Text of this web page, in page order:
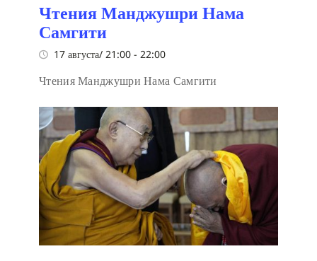
Чтения Манджушри Нама
Самгити
17 августа/ 21:00 - 22:00
Чтения Манджушри Нама Самгити